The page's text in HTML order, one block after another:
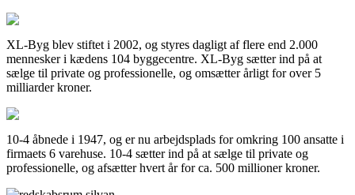
XL-Byg blev stiftet i 2002, og styres dagligt af flere end 2.000
mennesker i kædens 104 byggecentre. XL-Byg sætter ind på at
sælge til private og professionelle, og omsætter årligt for over 5
milliarder kroner.
10-4 åbnede i 1947, og er nu arbejdsplads for omkring 100 ansatte i
firmaets 6 varehuse. 10-4 sætter ind på at sælge til private og
professionelle, og afsætter hvert år for ca. 500 millioner kroner.